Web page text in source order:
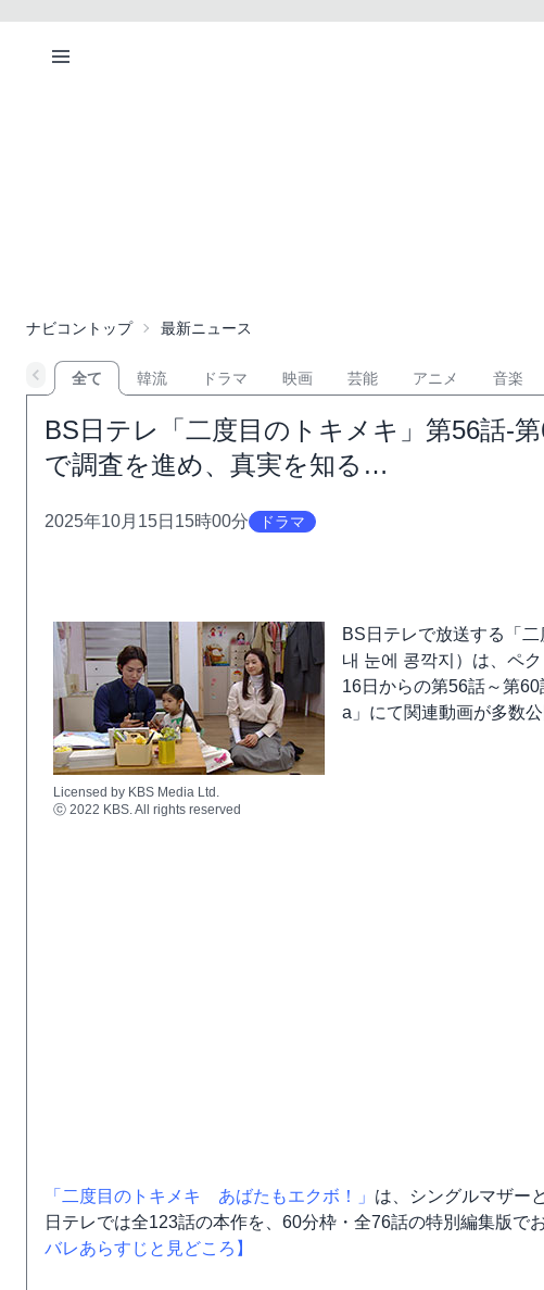
ナビコントップ 最新ニュース
全て 韓流 ドラマ 映画 芸能 アニメ 音楽
BS日テレ「二度目のトキメキ」第56話-
で調査を進め、真実を知る…
2025年10月15日15時00分 ドラマ
Licensed by KBS Media Ltd.
ⓒ 2022 KBS. All rights reserved
BS日テレで放送する「
내 눈에 콩깍지）は、ペ
16日からの第56話～第
a」にて関連動画が多数公
「二度目のトキメキ あばたもエクボ！」 は、シングルマザー
日テレでは全123話の本作を、60分枠・全76話の特別編集版で
バレあらすじと見どころ】